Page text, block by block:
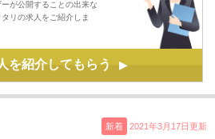
が公開することの出来な
リの求人をご紹介しま
を紹介してもらう ▶
新着 2021年3月17日更新